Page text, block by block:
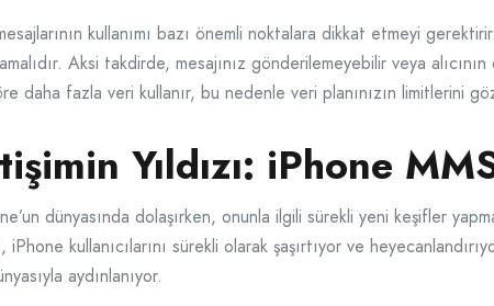
kullanımı bazı önemli noktalara dikkat etmeyi
Aksi takdirde, mesajınız gönderilemeyebilir veya
daha fazla veri kullanır, bu nedenle veri planınızın limitlerini
Yıldızı: iPhone
dünyasında dolaşırken, onunla ilgili sürekli yeni keşifler
iPhone kullanıcılarını sürekli olarak şaşırtıyor ve
aydınlanıyor.